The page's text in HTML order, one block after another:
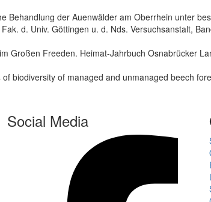
Behandlung der Auenwälder am Oberrhein unter
d. Univ. Göttingen u. d. Nds. Versuchsanstalt,
Großen Freeden. Heimat-Jahrbuch Osnabrücker
biodiversity of managed and unmanaged beech
Social Media